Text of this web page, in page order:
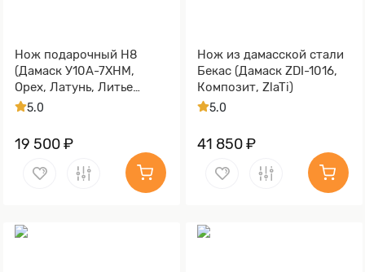
Нож подарочный Н8
(Дамаск У10А-7ХНМ,
Орех, Латунь, Литье
Медведь, Золочение
5.0
19 500 ₽
Нож из дамасской стали
Бекас (Дамаск ZDI-1016,
Композит, ZlaTi)
5.0
41 850 ₽